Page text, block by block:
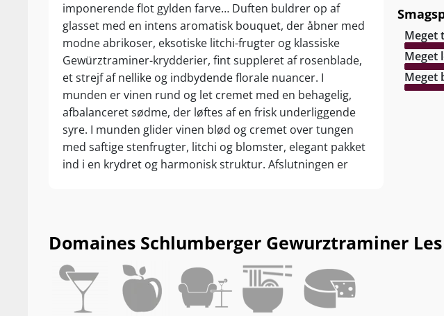
imponerende flot gylden farve… Duften buldrer op af
glasset med en intens aromatisk bouquet, der åbner med
modne abrikoser, eksotiske litchi-frugter og klassiske
Gewürztraminer-krydderier, fint suppleret af rosenblade,
et strejf af nellike og indbydende florale nuancer. I
munden er vinen rund og let cremet med en behagelig,
afbalanceret sødme, der løftes af en frisk underliggende
syre. I munden glider vinen blød og cremet over tungen
med saftige stenfrugter, litchi og blomster, elegant pakket
ind i en krydret og harmonisk struktur. Afslutningen er
høståret.
Meget
Meget
Meget
Domaines Schlumberger Gewurztraminer